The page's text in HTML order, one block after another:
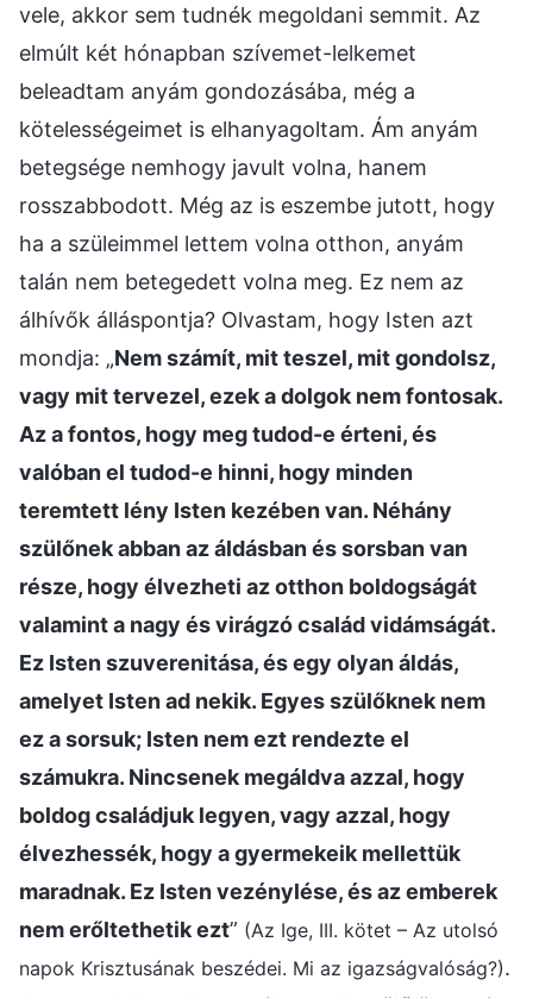
vele, akkor sem tudnék megoldani semmit. Az
elmúlt két hónapban szívemet-lelkemet
beleadtam anyám gondozásába, még a
kötelességeimet is elhanyagoltam. Ám anyám
betegsége nemhogy javult volna, hanem
rosszabbodott. Még az is eszembe jutott, hogy
ha a szüleimmel lettem volna otthon, anyám
talán nem betegedett volna meg. Ez nem az
álhívők álláspontja? Olvastam, hogy Isten azt
mondja: „Nem számít, mit teszel, mit gondolsz,
vagy mit tervezel, ezek a dolgok nem fontosak.
Az a fontos, hogy meg tudod-e érteni, és
valóban el tudod-e hinni, hogy minden
teremtett lény Isten kezében van. Néhány
szülőnek abban az áldásban és sorsban van
része, hogy élvezheti az otthon boldogságát
valamint a nagy és virágzó család vidámságát.
Ez Isten szuverenitása, és egy olyan áldás,
amelyet Isten ad nekik. Egyes szülőknek nem
ez a sorsuk; Isten nem ezt rendezte el
számukra. Nincsenek megáldva azzal, hogy
boldog családjuk legyen, vagy azzal, hogy
élvezhessék, hogy a gyermekeik mellettük
maradnak. Ez Isten vezénylése, és az emberek
nem erőltethetik ezt” (Az Ige, III. kötet – Az utolsó
napok Krisztusának beszédei. Mi az igazságvalóság?).